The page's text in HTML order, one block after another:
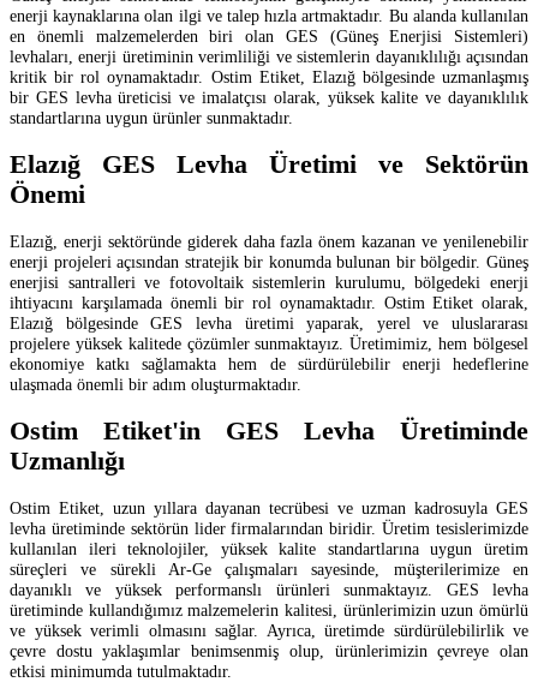
enerji kaynaklarına olan ilgi ve talep hızla artmaktadır. Bu alanda kullanılan
en önemli malzemelerden biri olan GES (Güneş Enerjisi Sistemleri)
levhaları, enerji üretiminin verimliliği ve sistemlerin dayanıklılığı açısından
kritik bir rol oynamaktadır. Ostim Etiket, Elazığ bölgesinde uzmanlaşmış
bir GES levha üreticisi ve imalatçısı olarak, yüksek kalite ve dayanıklılık
standartlarına uygun ürünler sunmaktadır.
Elazığ GES Levha Üretimi ve Sektörün
Önemi
Elazığ, enerji sektöründe giderek daha fazla önem kazanan ve yenilenebilir
enerji projeleri açısından stratejik bir konumda bulunan bir bölgedir. Güneş
enerjisi santralleri ve fotovoltaik sistemlerin kurulumu, bölgedeki enerji
ihtiyacını karşılamada önemli bir rol oynamaktadır. Ostim Etiket olarak,
Elazığ bölgesinde GES levha üretimi yaparak, yerel ve uluslararası
projelere yüksek kalitede çözümler sunmaktayız. Üretimimiz, hem bölgesel
ekonomiye katkı sağlamakta hem de sürdürülebilir enerji hedeflerine
ulaşmada önemli bir adım oluşturmaktadır.
Ostim Etiket'in GES Levha Üretiminde
Uzmanlığı
Ostim Etiket, uzun yıllara dayanan tecrübesi ve uzman kadrosuyla GES
levha üretiminde sektörün lider firmalarından biridir. Üretim tesislerimizde
kullanılan ileri teknolojiler, yüksek kalite standartlarına uygun üretim
süreçleri ve sürekli Ar-Ge çalışmaları sayesinde, müşterilerimize en
dayanıklı ve yüksek performanslı ürünleri sunmaktayız. GES levha
üretiminde kullandığımız malzemelerin kalitesi, ürünlerimizin uzun ömürlü
ve yüksek verimli olmasını sağlar. Ayrıca, üretimde sürdürülebilirlik ve
çevre dostu yaklaşımlar benimsenmiş olup, ürünlerimizin çevreye olan
etkisi minimumda tutulmaktadır.